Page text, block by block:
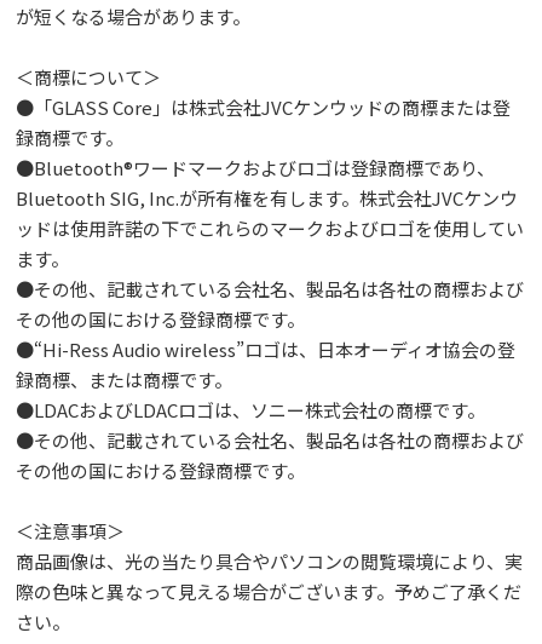
が短くなる場合があります。
＜商標について＞
●「GLASS Core」は株式会社JVCケンウッドの商標または登
録商標です。
●Bluetooth®ワードマークおよびロゴは登録商標であり、
Bluetooth SIG, Inc.が所有権を有します。株式会社JVCケンウ
ッドは使用許諾の下でこれらのマークおよびロゴを使用してい
ます。
●その他、記載されている会社名、製品名は各社の商標および
その他の国における登録商標です。
●“Hi-Ress Audio wireless”ロゴは、日本オーディオ協会の登
録商標、または商標です。
●LDACおよびLDACロゴは、ソニー株式会社の商標です。
●その他、記載されている会社名、製品名は各社の商標および
その他の国における登録商標です。
＜注意事項＞
商品画像は、光の当たり具合やパソコンの閲覧環境により、実
際の色味と異なって見える場合がございます。予めご了承くだ
さい。